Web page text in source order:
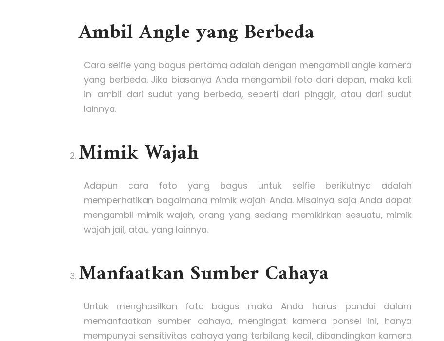
Ambil Angle yang Berbeda
Cara selfie yang bagus pertama adalah dengan mengambil angle kamera
yang berbeda. Jika biasanya Anda mengambil foto dari depan, maka kali
ini ambil dari sudut yang berbeda, seperti dari pinggir, atau dari sudut
lainnya.
Mimik Wajah
Adapun cara foto yang bagus untuk selfie berikutnya adalah
memperhatikan bagaimana mimik wajah Anda. Misalnya saja Anda dapat
mengambil mimik wajah, orang yang sedang memikirkan sesuatu, mimik
wajah jail, atau yang lainnya.
Manfaatkan Sumber Cahaya
Untuk menghasilkan foto bagus maka Anda harus pandai dalam
memanfaatkan sumber cahaya, mengingat kamera ponsel ini, hanya
mempunyai sensitivitas cahaya yang terbilang kecil, dibandingkan kamera